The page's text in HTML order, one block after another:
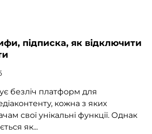
підписка, як відключити
безліч платформ для
кожна з яких
свої унікальні функції. Однак
як...